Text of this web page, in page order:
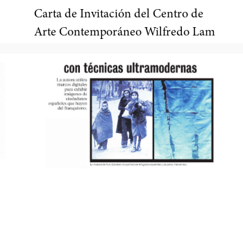
Carta de Invitación del Centro de
Arte Contemporáneo Wilfredo Lam